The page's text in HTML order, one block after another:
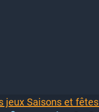
jeux Saisons et